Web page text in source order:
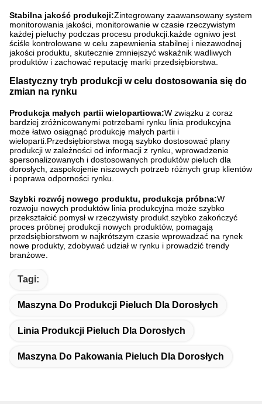
Stabilna jakość produkcji:Zintegrowany zaawansowany system
monitorowania jakości, monitorowanie w czasie rzeczywistym
każdej pieluchy podczas procesu produkcji.każde ogniwo jest
ściśle kontrolowane w celu zapewnienia stabilnej i niezawodnej
jakości produktu, skutecznie zmniejszyć wskaźnik wadliwych
produktów i zachować reputację marki przedsiębiorstwa.
Elastyczny tryb produkcji w celu dostosowania się do
zmian na rynku
Produkcja małych partii wielopartiowa:W związku z coraz
bardziej zróżnicowanymi potrzebami rynku linia produkcyjna
może łatwo osiągnąć produkcję małych partii i
wieloparti.Przedsiębiorstwa mogą szybko dostosować plany
produkcji w zależności od informacji z rynku, wprowadzenie
spersonalizowanych i dostosowanych produktów pieluch dla
dorosłych, zaspokojenie niszowych potrzeb różnych grup klientów
i poprawa odporności rynku.
Szybki rozwój nowego produktu, produkcja próbna:W
rozwoju nowych produktów linia produkcyjna może szybko
przekształcić pomysł w rzeczywisty produkt.szybko zakończyć
proces próbnej produkcji nowych produktów, pomagają
przedsiębiorstwom w najkrótszym czasie wprowadzać na rynek
nowe produkty, zdobywać udział w rynku i prowadzić trendy
branżowe.
Tagi:
Maszyna Do Produkcji Pieluch Dla Dorosłych
Linia Produkcji Pieluch Dla Dorosłych
Maszyna Do Pakowania Pieluch Dla Dorosłych